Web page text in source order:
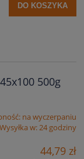
DO KOSZYKA
500g
na wyczerpaniu
Wysyłka w:24 godziny
44,79 zł